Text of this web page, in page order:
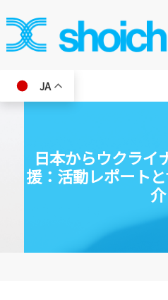
JA
日本からウクライ
援：活動レポート
介